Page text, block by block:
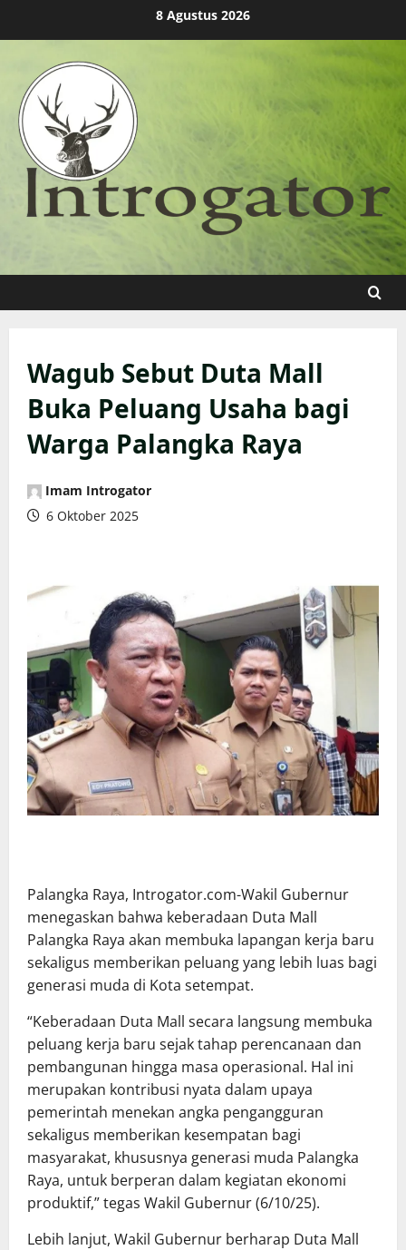
8 Agustus 2026
Wagub Sebut Duta Mall
Buka Peluang Usaha bagi
Warga Palangka Raya
Imam Introgator
6 Oktober 2025
Palangka Raya, Introgator.com-Wakil Gubernur
menegaskan bahwa keberadaan Duta Mall
Palangka Raya akan membuka lapangan kerja baru
sekaligus memberikan peluang yang lebih luas bagi
generasi muda di Kota setempat.
“Keberadaan Duta Mall secara langsung membuka
peluang kerja baru sejak tahap perencanaan dan
pembangunan hingga masa operasional. Hal ini
merupakan kontribusi nyata dalam upaya
pemerintah menekan angka pengangguran
sekaligus memberikan kesempatan bagi
masyarakat, khususnya generasi muda Palangka
Raya, untuk berperan dalam kegiatan ekonomi
produktif,” tegas Wakil Gubernur (6/10/25).
Lebih lanjut, Wakil Gubernur berharap Duta Mall